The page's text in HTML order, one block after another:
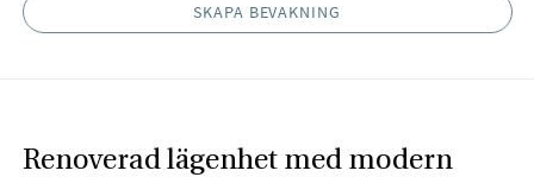
SKAPA BEVAKNING
Renoverad lägenhet med modern